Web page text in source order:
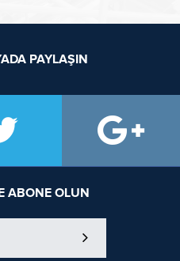
PAYLAŞIN
ABONE OLUN